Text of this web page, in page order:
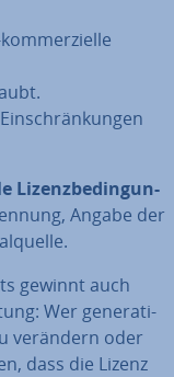
Li­zenz­be­din­gun­
Angabe der
gewinnt auch
Wer ge­ne­ra­ti­
verändern oder
dass die Lizenz